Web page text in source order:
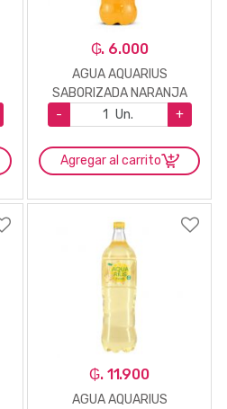
₲. 6.000
AGUA AQUARIUS
SABORIZADA NARANJA
410ML
- Un. +
Agregar al carrito
₲. 11.900
AGUA AQUARIUS